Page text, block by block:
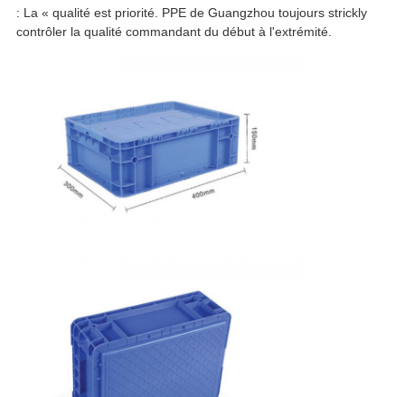
: La « qualité est priorité. PPE de Guangzhou toujours strickly
contrôler la qualité commandant du début à l'extrémité.